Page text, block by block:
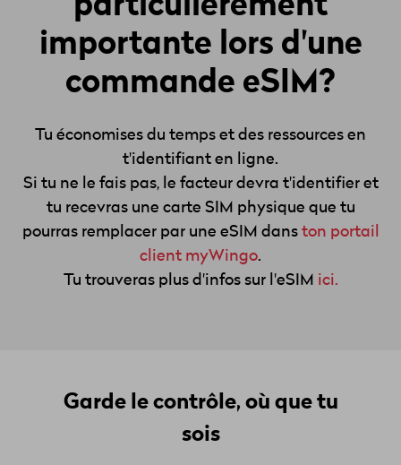
importante lors d'une
commande eSIM?
Tu économises du temps et des ressources en
t'identifiant en ligne.
Si tu ne le fais pas, le facteur devra t'identifier et
tu recevras une carte SIM physique que tu
pourras remplacer par une eSIM dans ton portail
client myWingo.
Tu trouveras plus d'infos sur l'eSIM ici.
Garde le contrôle, où que tu
sois